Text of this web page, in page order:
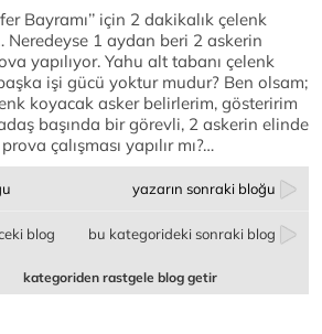
Bayramı’’ için 2 dakikalık çelenk
1 aydan beri 2 askerin
yapılıyor. Yahu alt tabanı çelenk
işi gücü yoktur mudur? Ben olsam;
koyacak asker belirlerim, gösteririm
başında bir görevli, 2 askerin elinde
çalışması yapılır mı?…
yazarın sonraki bloğu
blog bu kategorideki sonraki blog
kategoriden rastgele blog getir